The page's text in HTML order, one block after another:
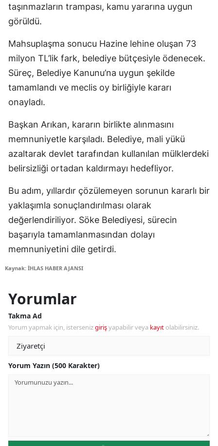
taşınmazların trampası, kamu yararına uygun
görüldü.
Mahsuplaşma sonucu Hazine lehine oluşan 73
milyon TL’lik fark, belediye bütçesiyle ödenecek.
Süreç, Belediye Kanunu’na uygun şekilde
tamamlandı ve meclis oy birliğiyle kararı
onayladı.
Başkan Arıkan, kararın birlikte alınmasını
memnuniyetle karşıladı. Belediye, mali yükü
azaltarak devlet tarafından kullanılan mülklerdeki
belirsizliği ortadan kaldırmayı hedefliyor.
Bu adım, yıllardır çözülemeyen sorunun kararlı bir
yaklaşımla sonuçlandırılması olarak
değerlendiriliyor. Söke Belediyesi, sürecin
başarıyla tamamlanmasından dolayı
memnuniyetini dile getirdi.
Kaynak: İHLAS HABER AJANSI
Yorumlar
Takma Ad
Yorum yapmak için, istersenizgirişyapabilir veya kayıt olabilirsiniz.
Yorum Yazın (500 Karakter)